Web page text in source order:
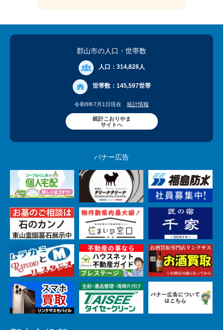
郡山市の人口 ・世帯数
人口： 314,828人
世帯数： 145,597世帯
令和8年7月1日現在 統計情報
統計こおりやま
サイトへ
バナー広告